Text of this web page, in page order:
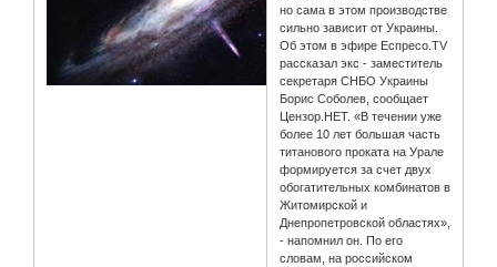
но сама в этом производстве
сильно зависит от Украины.
Об этом в эфире Еспресо.TV
рассказал экс - заместитель
секретаря СНБО Украины
Борис Соболев, сообщает
Цензор.НЕТ. «В течении уже
более 10 лет большая часть
титанового проката на Урале
формируется за счет двух
обогатительных комбинатов в
Житомирской и
Днепропетровской областях»,
- напомнил он. По его
словам, на российском